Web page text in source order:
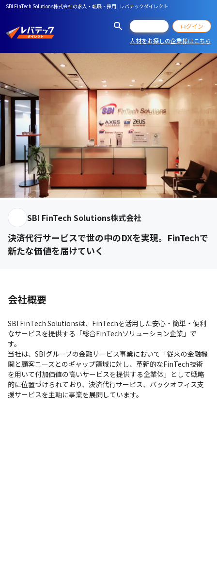
SBI FinTech Solutions株式会社の求人・転職・採用 | レバテックダイレクト
ログイン
人材をお探しの企業様はこちら
SBI FinTech Solutions株式会社
決済代行サービスで世の中のDXを実現。FinTechで
新たな価値を届けていく
会社概要
SBI FinTech Solutionsは、FinTechを活用した安心・簡単・便利
なサービスを提供する「総合FinTechソリューション企業」で
す。
当社は、SBIグループの金融サービス事業において「従来の金融機
関と顧客ニーズとのギャップ領域に対し、革新的なFinTech技術
を用いて付加価値の高いサービスを提供する企業体」として戦略
的に位置づけられており、決済代行サービス、バックオフィス支
援サービスを主軸に事業を展開しています。